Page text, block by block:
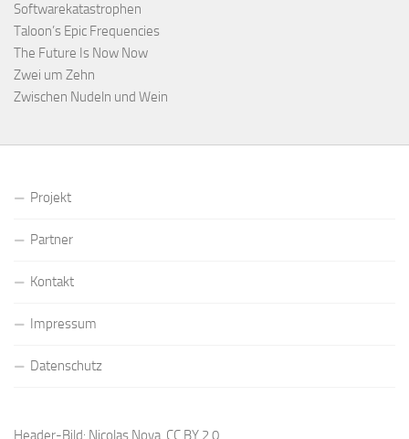
Softwarekatastrophen
Taloon’s Epic Frequencies
The Future Is Now Now
Zwei um Zehn
Zwischen Nudeln und Wein
Projekt
Partner
Kontakt
Impressum
Datenschutz
Header-Bild: Nicolas Nova, CC BY 2.0